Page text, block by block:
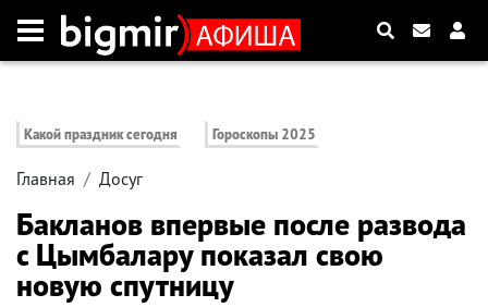
Какой праздник сегодня Гороскопы 2025
Главная Досуг
Бакланов впервые после развода
с Цымбалару показал свою
новую спутницу